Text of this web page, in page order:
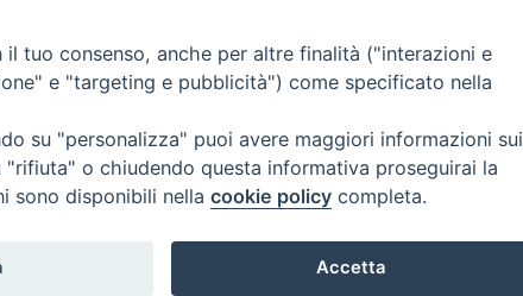
tuo consenso, anche per altre finalità ("interazioni e
e "targeting e pubblicità") come specificato nella
su "personalizza" puoi avere maggiori informazioni sui
o chiudendo questa informativa proseguirai la
sono disponibili nella cookie policy completa.
Accetta